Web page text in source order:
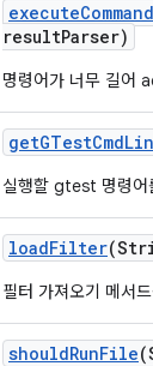
executeCommand
resultParser)
명령어가 너무 길어
getGTestCmd
실행할 gtest 명령어
loadFilter
필터 가져오기 메서
shouldRunFile